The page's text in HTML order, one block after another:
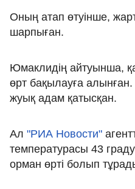
Оның атап өтуінше,
шарпыған.
Юмаклидің айтуынша,
өрт бақылауға алынған.
жуық адам қатысқан.
Ал "РИА Новости"
температурасы 43
орман өрті болып